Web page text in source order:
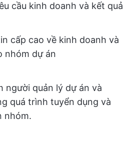
cầu kinh doanh và kết quả
cấp cao về kinh doanh và
nhóm dự án
người quản lý dự án và
quá trình tuyển dụng và
nhóm.